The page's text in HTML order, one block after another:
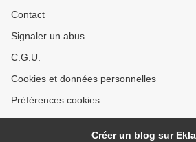
Contact
Signaler un abus
C.G.U.
Cookies et données personnelles
Préférences cookies
Créer un blog sur